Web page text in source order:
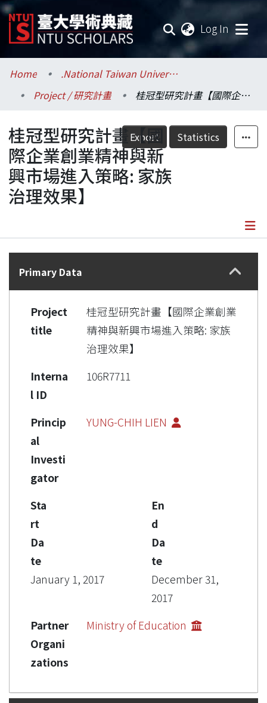
Log In
Communities & Collections
Research Outputs
Fundings & Projects
Researchers
Organizations
Home
.National Taiwan University / 國立臺灣大學
Project / 研究計畫
桂冠型研究計畫【國際企業創業精神與新興市場進入策略: 家族治理效果】
Export Statistics
桂冠型研究計畫【國
際企業創業精神與新
興市場進入策略: 家族
治理效果】
Details
Primary Data
Project
title
桂冠型研究計畫【國際企業創業
精神與新興市場進入策略: 家族
治理效果】
Interna
l ID
106R7711
Princip
al
Investi
gator
YUNG-CHIH LIEN
Sta
rt
Da
te
January 1, 2017
En
d
Da
te
December 31,
2017
Partner
Organi
zations
Ministry of Education